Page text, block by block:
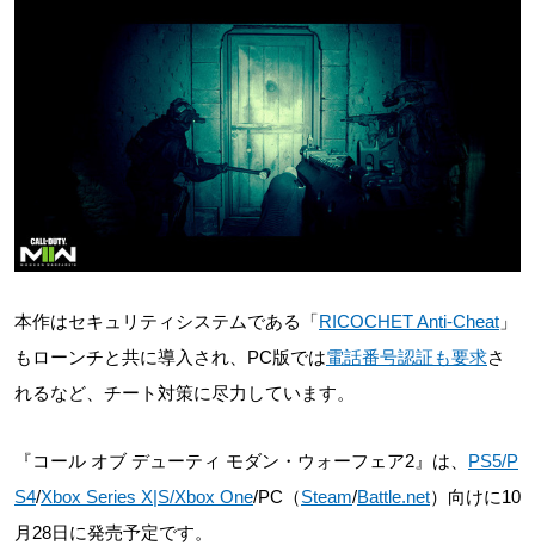
本作はセキュリティシステムである「RICOCHET Anti-Cheat 」
もローンチと共に導入され、PC版では電話番号認証も要求さ
れるなど、チート対策に尽力しています。
『コール オブ デューティ モダン・ウォーフェア2』は、 PS5/P
S4/Xbox Series X|S/Xbox One/PC（Steam/Battle.net）向けに10
月28日に発売予定です。